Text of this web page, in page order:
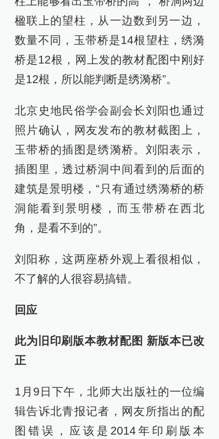
楹联上的望柱，从一边数到另一边，
数量不同，玉带桥是14根望柱，绣漪
桥是12根，网上发的教材配图中刚好
是12根，所以能判断是绣漪桥”。
北京史地民俗学会副会长刘阳也通过
照片确认，网友发布的教材截图上，
玉带桥的插图是绣漪桥。刘阳表示，
插图里，透过桥洞中间看到的后面的
建筑是景明楼，“只有通过绣漪桥的桥
洞能看到景明楼，而玉带桥在西北
角，是看不到的”。
刘阳称，这两座桥外观上看很相似，
不了解的人很容易搞错。
回应
此为旧印刷版本教材配图 新版本已改
正
1月9日下午，北师大出版社的一位编
辑告诉北青报记者，网友所指出的配
图错误，应该是2014年印刷版本